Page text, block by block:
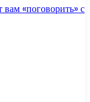
«поговорить» с